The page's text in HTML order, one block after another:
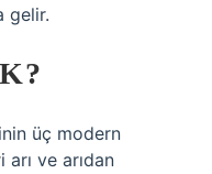
gelir.
üç modern
ve arıdan